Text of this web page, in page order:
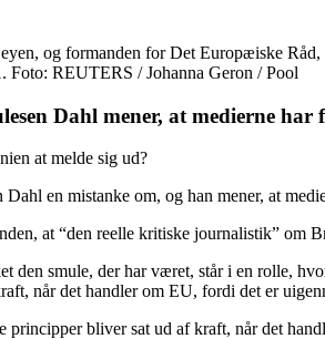
og formanden for Det Europæiske
Foto: REUTERS / Johanna Geron / Pool
Dahl mener, at medierne
at melde sig ud?
en mistanke om, og han mener, at
at “den reelle kritiske journalistik”
den smule, der har været, står i en rolle,
når det handler om EU, fordi det er
principper bliver sat ud af kraft, når det